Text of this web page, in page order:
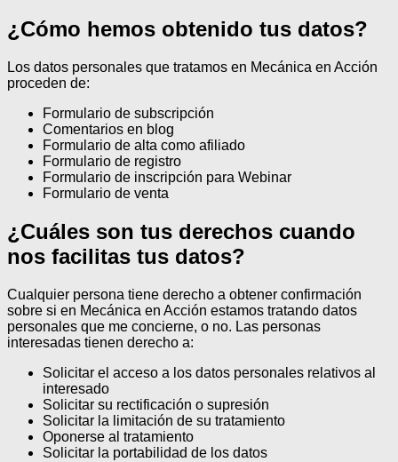
¿Cómo hemos obtenido tus datos?
Los datos personales que tratamos en Mecánica en Acción
proceden de:
Formulario de subscripción
Comentarios en blog
Formulario de alta como afiliado
Formulario de registro
Formulario de inscripción para Webinar
Formulario de venta
¿Cuáles son tus derechos cuando
nos facilitas tus datos?
Cualquier persona tiene derecho a obtener confirmación
sobre si en Mecánica en Acción estamos tratando datos
personales que me concierne, o no. Las personas
interesadas tienen derecho a:
Solicitar el acceso a los datos personales relativos al
interesado
Solicitar su rectificación o supresión
Solicitar la limitación de su tratamiento
Oponerse al tratamiento
Solicitar la portabilidad de los datos